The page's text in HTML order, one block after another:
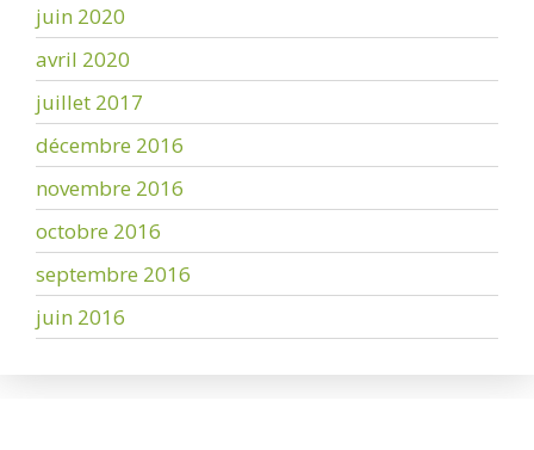
juin 2020
avril 2020
juillet 2017
décembre 2016
novembre 2016
octobre 2016
septembre 2016
juin 2016